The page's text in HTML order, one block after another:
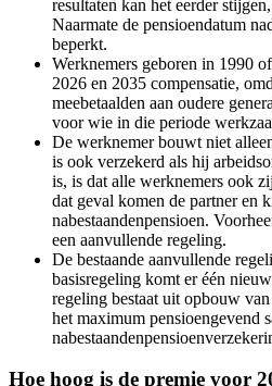
resultaten kan het eerder
Naarmate de pensioendatum
beperkt.
Werknemers geboren in 1990
2026 en 2035 compensatie,
meebetaalden aan oudere
voor wie in die periode
De werknemer bouwt niet
is ook verzekerd als hij
is, is dat alle werknemers ook
dat geval komen de partner en
nabestaandenpensioen.
een aanvullende regeling.
De bestaande aanvullende
basisregeling komt er één
regeling bestaat uit opbouw
het maximum pensioengevend
Hoe hoog is de premie voor